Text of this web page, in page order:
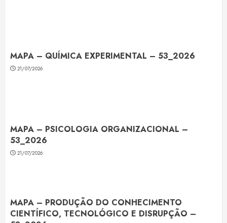
MAPA – QUÍMICA EXPERIMENTAL – 53_2026
21/07/2026
MAPA – PSICOLOGIA ORGANIZACIONAL –
53_2026
21/07/2026
MAPA – PRODUÇÃO DO CONHECIMENTO
CIENTÍFICO, TECNOLÓGICO E DISRUPÇÃO –